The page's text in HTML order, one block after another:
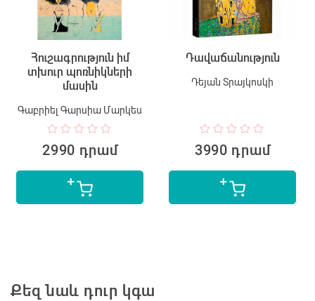
Հուշագրություն իմ
տխուր պոռնիկների
մասին
Գաբրիել Գարսիա Մարկես
2990 դրամ
Դավաճանություն
Դեյան Տրայկոսկի
3990 դրամ
Քեզ նաև դուր կգա